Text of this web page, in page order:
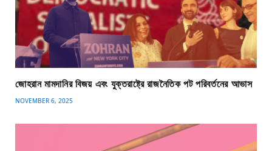
জোহরান মামদানির বিজয় এবং যুক্তরাষ্ট্রে রাজনৈতিক পট পরিবর্তনের আভাস
NOVEMBER 6, 2025